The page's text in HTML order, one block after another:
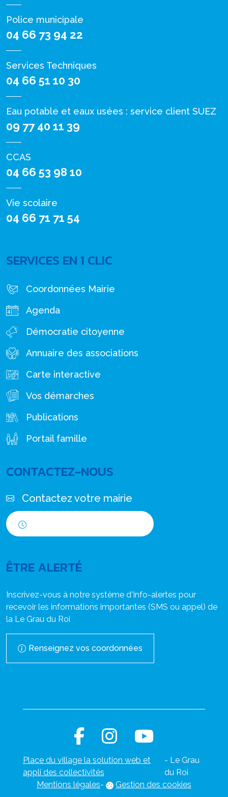
Police municipale
04 66 73 94 22
Services Techniques
04 66 51 10 30
Eau potable et eaux usées : service client SUEZ
09 77 40 11 39
CCAS
04 66 53 98 10
Vie scolaire
04 66 71 71 54
SERVICES EN 1 CLIC
Coordonnées Mairie
Agenda
Démocratie citoyenne
Annuaire des associations
Carte interactive
Vos démarches
Publications
Portail famille
CONTACTEZ-NOUS
Contactez votre mairie
ÊTRE ALERTÉ
Inscrivez-vous à notre système d'Info-alertes pour
recevoir les informations importantes (SMS ou appel) de
la Le Grau du Roi
Renseignez vos coordonnées
Place du village la solution web et
appli des collectivités
- Le Grau
du Roi
Mentions légales- Gestion des cookies